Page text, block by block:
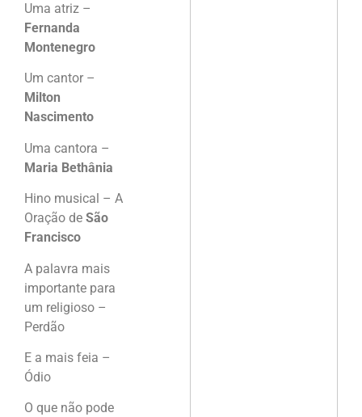
Uma atriz –
Fernanda
Montenegro
Um cantor –
Milton
Nascimento
Uma cantora –
Maria Bethânia
Hino musical – A
Oração de São
Francisco
A palavra mais
importante para
um religioso –
Perdão
E a mais feia –
Ódio
O que não pode